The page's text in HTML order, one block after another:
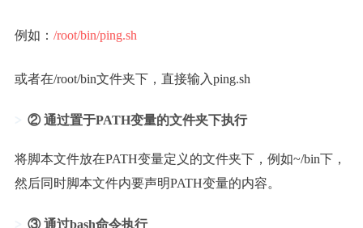
例如： /root/bin/ping.sh
或者在/root/bin文件夹下，直接输入ping.sh
② 通过置于PATH变量的文件夹下执行
将脚本文件放在PATH变量定义的文件夹下，例如~/bin下，
然后同时脚本文件内要声明PATH变量的内容。
③ 通过bash命令执行